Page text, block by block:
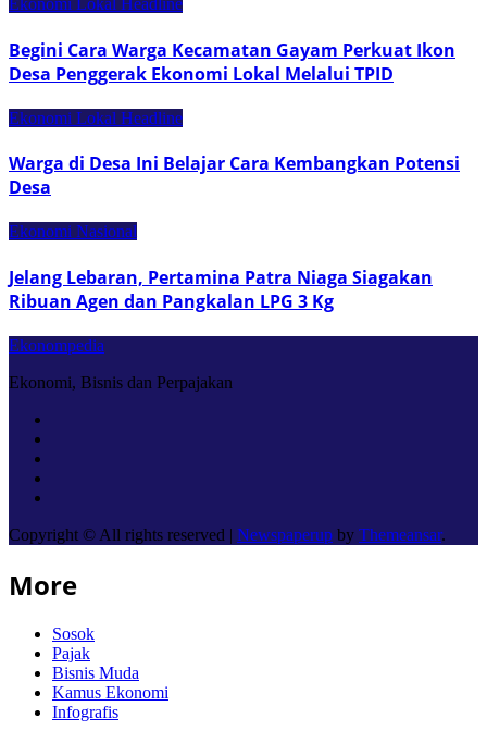
Ekonomi Lokal Headline
Begini Cara Warga Kecamatan Gayam Perkuat Ikon
Desa Penggerak Ekonomi Lokal Melalui TPID
Ekonomi Lokal Headline
Warga di Desa Ini Belajar Cara Kembangkan Potensi
Desa
Ekonomi Nasional
Jelang Lebaran, Pertamina Patra Niaga Siagakan
Ribuan Agen dan Pangkalan LPG 3 Kg
Ekonompedia
Ekonomi, Bisnis dan Perpajakan
Copyright © All rights reserved | Newspaperup by Themeansar.
More
Sosok
Pajak
Bisnis Muda
Kamus Ekonomi
Infografis